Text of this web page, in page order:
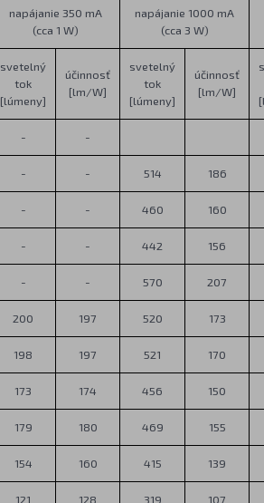
napájanie 350 mA
(cca 1 W)
napájanie 1000 mA
(cca 3 W)
svetelný
tok
[lúmeny]
účinnosť
[lm/W]
svetelný
tok
[lúmeny]
účinnosť
[lm/W]
- -
- - 514 186
- - 460 160
- - 442 156
- - 570 207
200 197 520 173
198 197 521 170
173 174 456 150
179 180 469 155
154 160 415 139
121 128 319 107